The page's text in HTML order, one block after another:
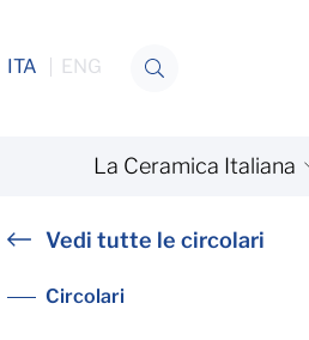
ITA ENG
La Ceramica Italiana
of Italy for
Vedi tutte le circolari
Circolari